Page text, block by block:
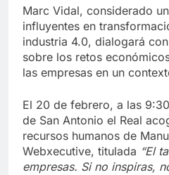
Marc Vidal, considerado
influyentes en
industria 4.0, dialogará
sobre los retos
las empresas en un
El 20 de febrero, a las
de San Antonio el Real
recursos humanos de
Webxecutive, titulada “El
empresas. Si no inspiras,